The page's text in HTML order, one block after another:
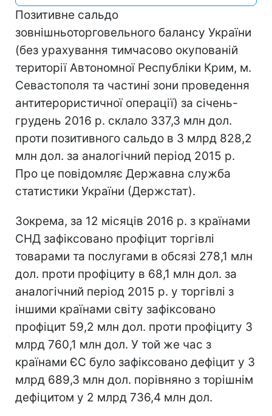
Позитивне сальдо
зовнішньоторговельного балансу України
(без урахування тимчасово окупованій
території Автономної Республіки Крим, м.
Севастополя та частині зони проведення
антитерористичної операції) за січень-
грудень 2016 р. склало 337,3 млн дол.
проти позитивного сальдо в 3 млрд 828,2
млн дол. за аналогічний період 2015 р.
Про це повідомляє Державна служба
статистики України (Держстат).
Зокрема, за 12 місяців 2016 р. з країнами
СНД зафіксовано профіцит торгівлі
товарами та послугами в обсязі 278,1 млн
дол. проти профіциту в 68,1 млн дол. за
аналогічний період 2015 р. у торгівлі з
іншими країнами світу зафіксовано
профіцит 59,2 млн дол. проти профіциту 3
млрд 760,1 млн дол. У той же час з
країнами ЄС було зафіксовано дефіцит у 3
млрд 689,3 млн дол. порівняно з торішнім
дефіцитом у 2 млрд 736,4 млн дол.